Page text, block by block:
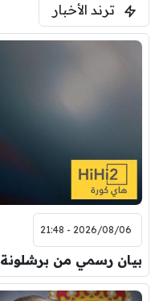
ترند الأخبار
2026/08/06 - 21:48
بيان رسمي من برشلونة